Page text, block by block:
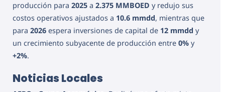
producción para 2025 a 2.375 MMBOED y redujo sus
costos operativos ajustados a 10.6 mmdd, mientras que
para 2026 espera inversiones de capital de 12 mmdd y
un crecimiento subyacente de producción entre 0% y
+2%.
Noticias Locales